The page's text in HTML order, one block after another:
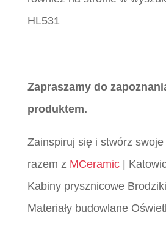
HL531
Zapraszamy do
produktem.
Zainspiruj się i stwórz
razem z MCeramic|
Kabiny prysznicowe
Materiały budowlane